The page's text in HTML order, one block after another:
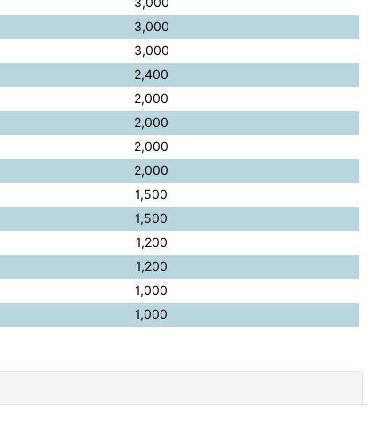
3,000
3,000
2,400
2,000
2,000
2,000
2,000
1,500
1,500
1,200
1,200
1,000
1,000